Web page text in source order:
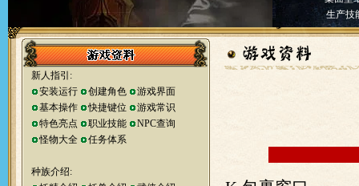
生产技
新人指引:
安装运行
创建角色
游戏界面
基本操作
快捷键位
游戏常识
特色亮点
职业技能
NPC查询
怪物大全
任务体系
种族介绍: